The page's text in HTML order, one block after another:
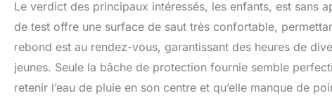
Le verdict des principaux intéressés, les enfants, est sans
de test offre une surface de saut très confortable,
rebond est au rendez-vous, garantissant des heures de
jeunes. Seule la bâche de protection fournie semble
retenir l’eau de pluie en son centre et qu’elle manque de